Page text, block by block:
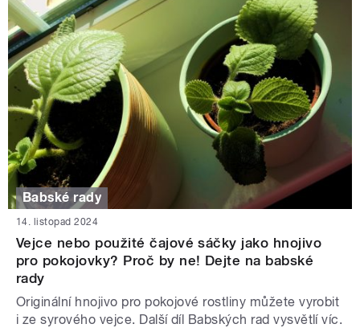
Babské rady
14. listopad 2024
Vejce nebo použité čajové sáčky jako hnojivo
pro pokojovky? Proč by ne! Dejte na babské
rady
Originální hnojivo pro pokojové rostliny můžete vyrobit
i ze syrového vejce. Další díl Babských rad vysvětlí víc.